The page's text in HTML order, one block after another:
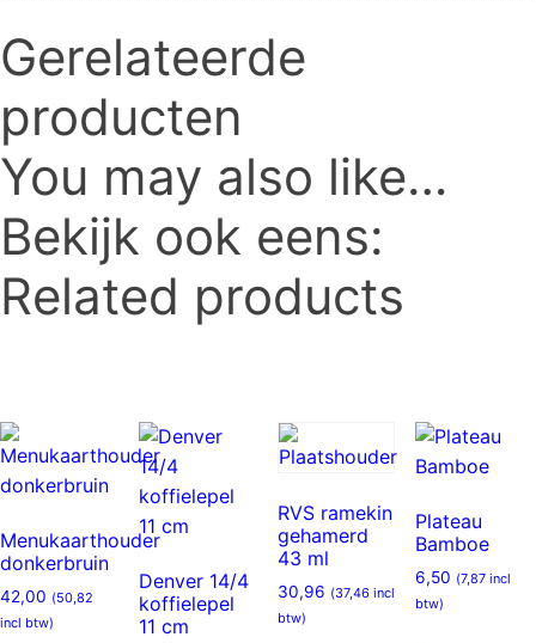
Gerelateerde
producten
You may also like…
Bekijk ook eens:
Related products
Menukaarthouder
donkerbruin
42,00 (50,82
incl btw)
Denver 14/4
koffielepel
11 cm
RVS ramekin
gehamerd
43 ml
30,96 (37,46 incl
btw)
Plateau
Bamboe
6,50 (7,87 incl
btw)